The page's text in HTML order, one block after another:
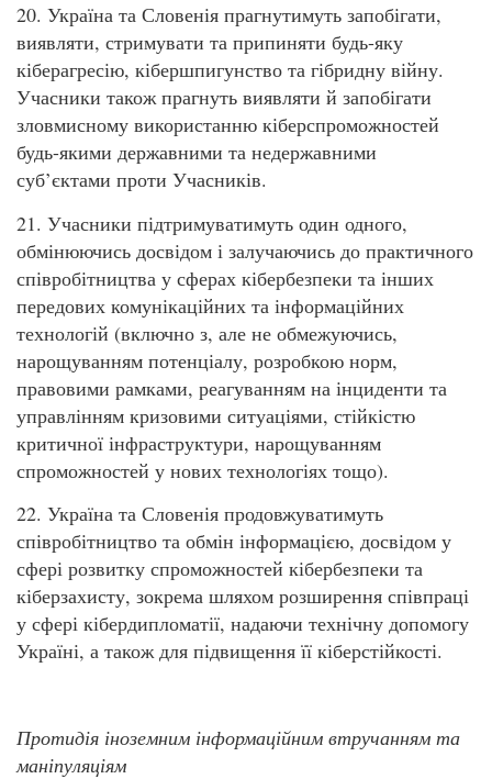
20. Україна та Словенія прагнутимуть запобігати,
виявляти, стримувати та припиняти будь-яку
кіберагресію, кібершпигунство та гібридну війну.
Учасники також прагнуть виявляти й запобігати
зловмисному використанню кіберспроможностей
будь-якими державними та недержавними
суб’єктами проти Учасників.
21. Учасники підтримуватимуть один одного,
обмінюючись досвідом і залучаючись до практичного
співробітництва у сферах кібербезпеки та інших
передових комунікаційних та інформаційних
технологій (включно з, але не обмежуючись,
нарощуванням потенціалу, розробкою норм,
правовими рамками, реагуванням на інциденти та
управлінням кризовими ситуаціями, стійкістю
критичної інфраструктури, нарощуванням
спроможностей у нових технологіях тощо).
22. Україна та Словенія продовжуватимуть
співробітництво та обмін інформацією, досвідом у
сфері розвитку спроможностей кібербезпеки та
кіберзахисту, зокрема шляхом розширення співпраці
у сфері кібердипломатії, надаючи технічну допомогу
Україні, а також для підвищення її кіберстійкості.
Протидія іноземним інформаційним втручанням та
маніпуляціям